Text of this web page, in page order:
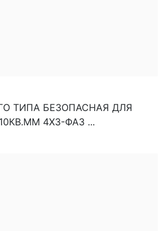
ТИПА БЕЗОПАСНАЯ ДЛЯ
4Х3-ФАЗ ...